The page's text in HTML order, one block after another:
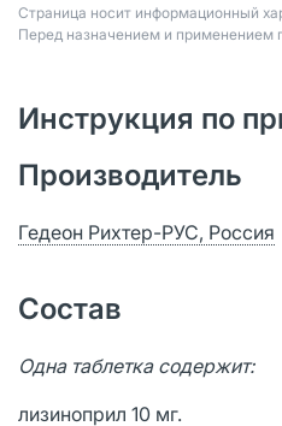
Страница носит информационный
Перед назначением и применением
Инструкция по
Производитель
Гедеон Рихтер-РУС, Россия
Состав
Одна таблетка содержит:
лизиноприл 10 мг.